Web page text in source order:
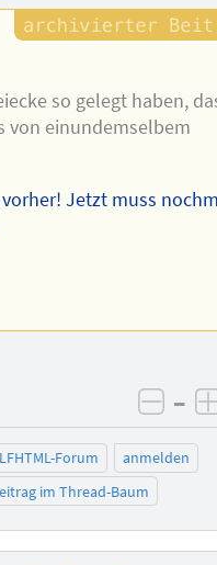
so gelegt haben,
von einundemselbem
Jetzt muss
–
Forum
anmelden
im Thread-Baum